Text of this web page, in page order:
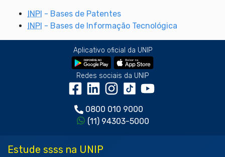
INPI - Bases de Patentes
INPI - Bases de Informação Tecnológica
Aplicativo oficial da UNIP
Redes sociais da UNIP
0800 010 9000
(11) 94303-5000
Estude ssss na UNIP